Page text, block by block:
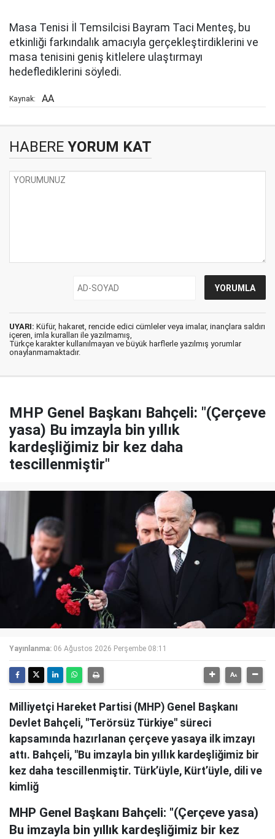
Masa Tenisi İl Temsilcisi Bayram Taci Menteş, bu
etkinliği farkındalık amacıyla gerçekleştirdiklerini ve
masa tenisini geniş kitlelere ulaştırmayı
hedeflediklerini söyledi.
Kaynak: AA
HABERE YORUM KAT
UYARI: Küfür, hakaret, rencide edici cümleler veya imalar, inançlara saldırı
içeren, imla kuralları ile yazılmamış,
Türkçe karakter kullanılmayan ve büyük harflerle yazılmış yorumlar
onaylanmamaktadır.
MHP Genel Başkanı Bahçeli: "(Çerçeve
yasa) Bu imzayla bin yıllık
kardeşliğimiz bir kez daha
tescillenmiştir"
Yayınlanma: 06 Ağustos 2026 Perşembe 08:11
Milliyetçi Hareket Partisi (MHP) Genel Başkanı
Devlet Bahçeli, "Terörsüz Türkiye" süreci
kapsamında hazırlanan çerçeve yasaya ilk imzayı
attı. Bahçeli, "Bu imzayla bin yıllık kardeşliğimiz bir
kez daha tescillenmiştir. Türk’üyle, Kürt’üyle, dili ve
kimliğ
MHP Genel Başkanı Bahçeli: "(Çerçeve yasa)
Bu imzayla bin yıllık kardeşliğimiz bir kez